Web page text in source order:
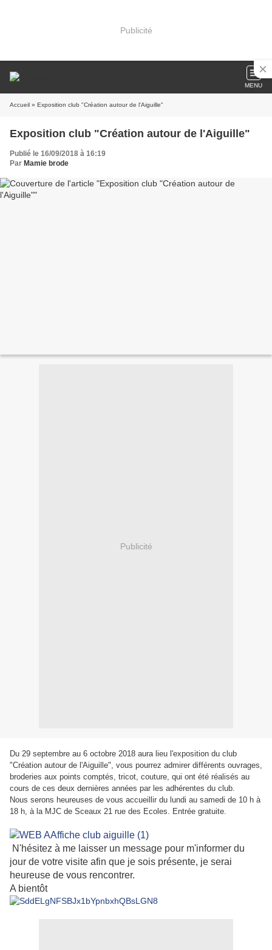
Publicité
MENU
Accueil » Exposition club "Création autour de l'Aiguille"
Exposition club "Création autour de l'Aiguille"
Publié le 16/09/2018 à 16:19
Par Mamie brode
Publicité
Du 29 septembre au 6 octobre 2018 aura lieu l'exposition du club
"Création autour de l'Aiguille", vous pourrez admirer différents ouvrages,
broderies aux points comptés, tricot, couture, qui ont été réalisés au
cours de ces deux dernières années par les adhérentes du club.
Nous serons heureuses de vous accueillir du lundi au samedi de 10 h à
18 h, à la MJC de Sceaux 21 rue des Ecoles. Entrée gratuite.
N'hésitez à me laisser un message pour m'informer du
jour de votre visite afin que je sois présente, je serai
heureuse de vous rencontrer.
A bientôt